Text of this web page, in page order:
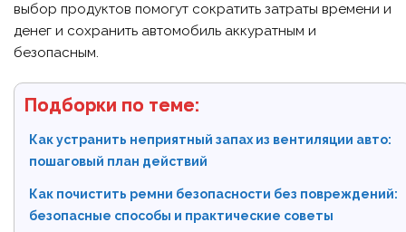
выбор продуктов помогут сократить затраты времени и
денег и сохранить автомобиль аккуратным и
безопасным.
Подборки по теме:
Как устранить неприятный запах из вентиляции авто:
пошаговый план действий
Как почистить ремни безопасности без повреждений:
безопасные способы и практические советы